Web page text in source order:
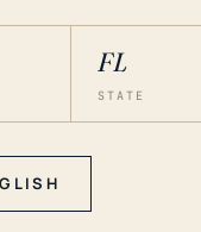
FL
STATE